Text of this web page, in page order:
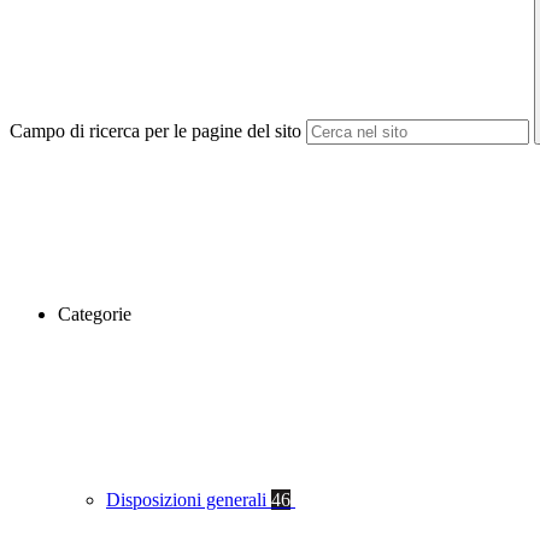
Campo di ricerca per le pagine del sito
Categorie
Disposizioni generali 46